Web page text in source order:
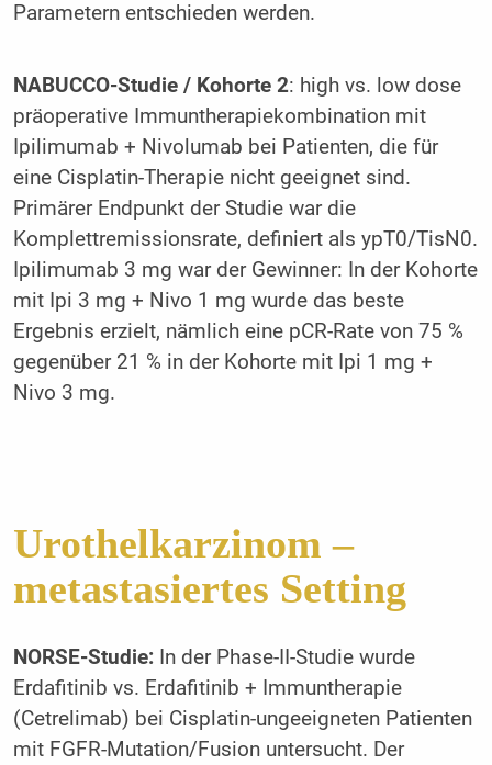
Parametern entschieden werden.
NABUCCO-Studie / Kohorte 2: high vs. low dose
präoperative Immuntherapiekombination mit
Ipilimumab + Nivolumab bei Patienten, die für
eine Cisplatin-Therapie nicht geeignet sind.
Primärer Endpunkt der Studie war die
Komplettremissionsrate, definiert als ypT0/TisN0.
Ipilimumab 3 mg war der Gewinner: In der Kohorte
mit Ipi 3 mg + Nivo 1 mg wurde das beste
Ergebnis erzielt, nämlich eine pCR-Rate von 75 %
gegenüber 21 % in der Kohorte mit Ipi 1 mg +
Nivo 3 mg.
Urothelkarzinom –
metastasiertes Setting
NORSE-Studie:In der Phase-II-Studie wurde
Erdafitinib vs. Erdafitinib + Immuntherapie
(Cetrelimab) bei Cisplatin-ungeeigneten Patienten
mit FGFR-Mutation/Fusion untersucht. Der